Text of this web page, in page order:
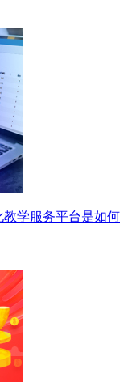
学服务平台是如何